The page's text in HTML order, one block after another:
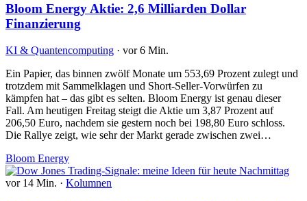
Bloom Energy Aktie: 2,6 Milliarden Dollar
Finanzierung
KI & Quantencomputing · vor 6 Min.
Ein Papier, das binnen zwölf Monate um 553,69 Prozent zulegt und
trotzdem mit Sammelklagen und Short-Seller-Vorwürfen zu
kämpfen hat – das gibt es selten. Bloom Energy ist genau dieser
Fall. Am heutigen Freitag steigt die Aktie um 3,87 Prozent auf
206,50 Euro, nachdem sie gestern noch bei 198,80 Euro schloss.
Die Rallye zeigt, wie sehr der Markt gerade zwischen zwei…
Bloom Energy
vor 14 Min. · Kolumnen